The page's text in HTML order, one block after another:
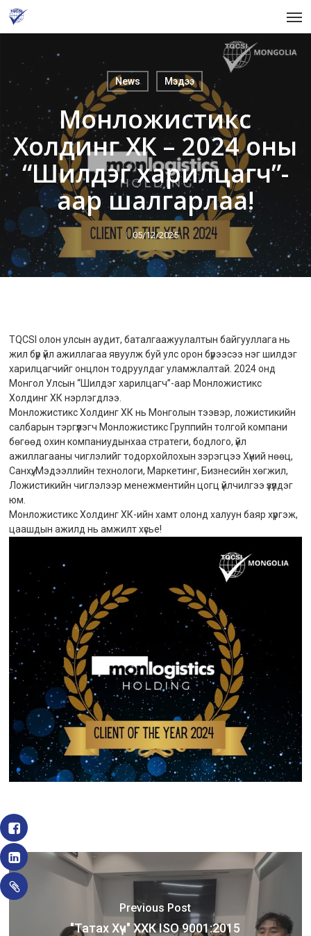
Skip
main
News Мэдээ
Монложистикс
Холдинг ХК – 2024 оны
“Шилдэг харилцагч”-
аар шалгарлаа!
05/12/2025
TQCSI олон улсын аудит, баталгаажуулалтын байгууллага нь
жил бүр үйл ажиллагаа явуулж буй улс орон бүрээсээ нэг шилдэг
харилцагчийг онцлон тодруулдаг уламжлалтай. 2024 онд
Монгол Улсын “Шилдэг харилцагч”-аар Монложистикс
Холдинг ХК нэрлэгдлээ.
Монложистикс Холдинг ХК нь Монголын тээвэр, ложистикийн
салбарын тэргүүлэгч Монложистикс Группийн толгой компани
бөгөөд охин компаниудынхаа стратеги, бодлого, үйл
ажиллагааны чиглэлийг тодорхойлохын зэрэгцээ Хүний нөөц,
Санхүү, Мэдээллийн технологи, Маркетинг, Бизнесийн хөгжил,
Ложистикийн чиглэлээр менежментийн цогц үйлчилгээ үзүүлдэг
юм.
Монложистикс Холдинг ХК-ийн хамт олонд халуун баяр хүргэж,
цаашдын ажилд нь амжилт хүсье!
Previous Post
"Татах Хүч" ХХК ISO 9001:2015